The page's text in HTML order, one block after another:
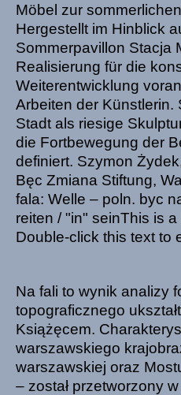
Möbel zur
Hergestellt im Hinblick
Sommerpavillon Stacja
Realisierung für die
Weiterentwicklung
Arbeiten der Künstlerin.
Stadt als riesige
die Fortbewegung der
definiert. Szymon
Bęc Zmiana Stiftung,
fala: Welle – poln. byc
reiten / "in" seinThis is
Double-click this text to
Na fali to wynik analizy
topograficznego
Książęcem.
warszawskiego
warszawskiej oraz
– został przetworzony